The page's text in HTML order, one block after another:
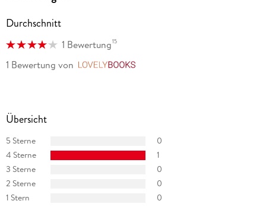
Durchschnitt
1 Bewertung15
1 Bewertung von
Übersicht
5 Sterne
0
4 Sterne
1
3 Sterne
0
2 Sterne
0
1 Stern
0